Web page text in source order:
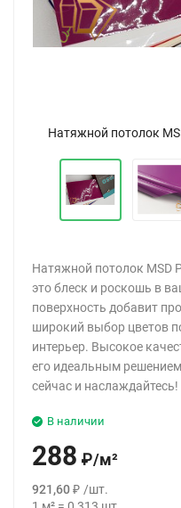
Натяжной потолок
Натяжной потолок MSD
это блеск и роскошь в
поверхность добавит
широкий выбор цветов
интерьер. Высокое
его идеальным
сейчас и наслаждайтесь!
В наличии
288 ₽/м²
921,60₽ /шт.